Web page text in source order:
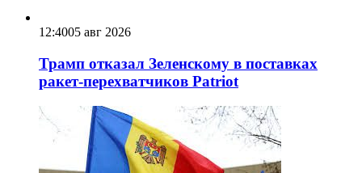
12:4005 авг 2026
Трамп отказал Зеленскому в поставках
ракет-перехватчиков Patriot